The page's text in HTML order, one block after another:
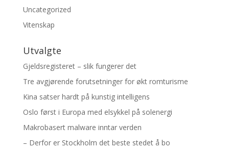
Uncategorized
Vitenskap
Utvalgte
Gjeldsregisteret – slik fungerer det
Tre avgjørende forutsetninger for økt romturisme
Kina satser hardt på kunstig intelligens
Oslo først i Europa med elsykkel på solenergi
Makrobasert malware inntar verden
– Derfor er Stockholm det beste stedet å bo